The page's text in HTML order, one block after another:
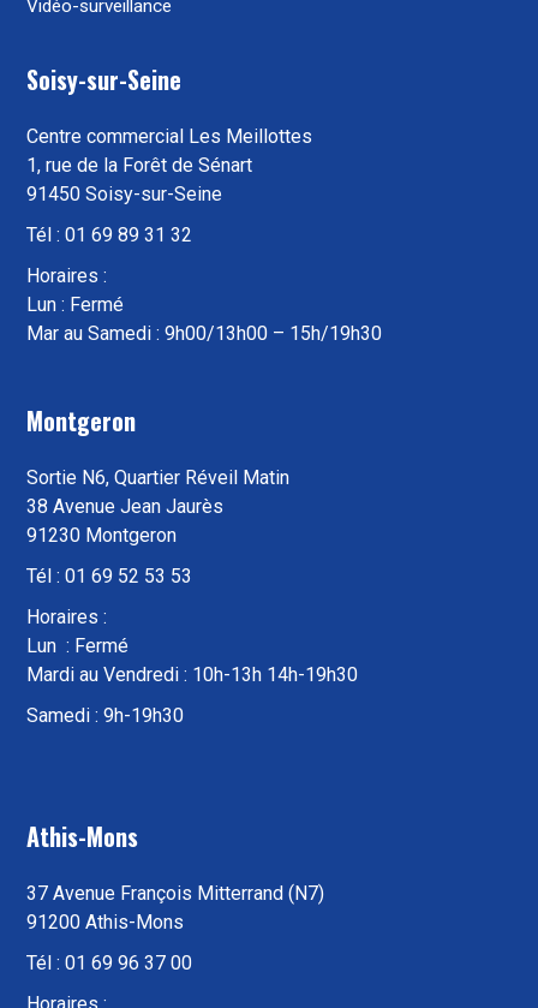
Vidéo-surveillance
Soisy-sur-Seine
Centre commercial Les Meillottes
1, rue de la Forêt de Sénart
91450 Soisy-sur-Seine
Tél : 01 69 89 31 32
Horaires :
Lun : Fermé
Mar au Samedi : 9h00/13h00 – 15h/19h30
Montgeron
Sortie N6, Quartier Réveil Matin
38 Avenue Jean Jaurès
91230 Montgeron
Tél : 01 69 52 53 53
Horaires :
Lun : Fermé
Mardi au Vendredi : 10h-13h 14h-19h30
Samedi : 9h-19h30
Athis-Mons
37 Avenue François Mitterrand (N7)
91200 Athis-Mons
Tél : 01 69 96 37 00